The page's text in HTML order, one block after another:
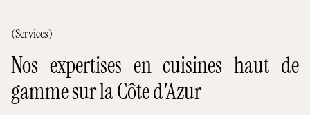
(Services)
Nos expertises en cuisines haut de
gamme sur la Côte d'Azur